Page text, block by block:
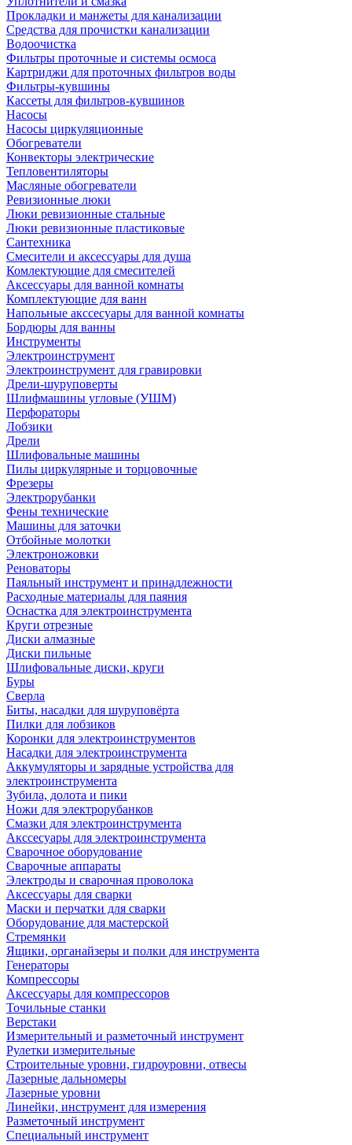
Прокладки и манжеты для канализации
Средства для прочистки канализации
Водоочистка
Фильтры проточные и системы осмоса
Картриджи для проточных фильтров воды
Фильтры-кувшины
Кассеты для фильтров-кувшинов
Насосы
Насосы циркуляционные
Обогреватели
Конвекторы электрические
Тепловентиляторы
Масляные обогреватели
Ревизионные люки
Люки ревизионные стальные
Люки ревизионные пластиковые
Сантехника
Смесители и аксессуары для душа
Комлектующие для смесителей
Аксессуары для ванной комнаты
Комплектующие для ванн
Напольные акссесуары для ванной комнаты
Бордюры для ванны
Инструменты
Электроинструмент
Электроинструмент для гравировки
Дрели-шуруповерты
Шлифмашины угловые (УШМ)
Перфораторы
Лобзики
Дрели
Шлифовальные машины
Пилы циркулярные и торцовочные
Фрезеры
Электрорубанки
Фены технические
Машины для заточки
Отбойные молотки
Электроножовки
Реноваторы
Паяльный инструмент и принадлежности
Расходные материалы для паяния
Оснастка для электроинструмента
Круги отрезные
Диски алмазные
Диски пильные
Шлифовальные диски, круги
Буры
Сверла
Биты, насадки для шуруповёрта
Пилки для лобзиков
Коронки для электроинструментов
Насадки для электроинструмента
Аккумуляторы и зарядные устройства для
электроинструмента
Зубила, долота и пики
Ножи для электрорубанков
Смазки для электроинструмента
Акссесуары для электроинструмента
Сварочное оборудование
Сварочные аппараты
Электроды и сварочная проволока
Аксессуары для сварки
Маски и перчатки для сварки
Оборудование для мастерской
Стремянки
Ящики, органайзеры и полки для инструмента
Генераторы
Компрессоры
Аксессуары для компрессоров
Точильные станки
Верстаки
Измерительный и разметочный инструмент
Рулетки измерительные
Строительные уровни, гидроуровни, отвесы
Лазерные дальномеры
Лазерные уровни
Линейки, инструмент для измерения
Разметочный инструмент
Специальный инструмент